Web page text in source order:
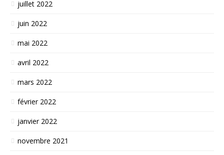
juillet 2022
juin 2022
mai 2022
avril 2022
mars 2022
février 2022
janvier 2022
novembre 2021